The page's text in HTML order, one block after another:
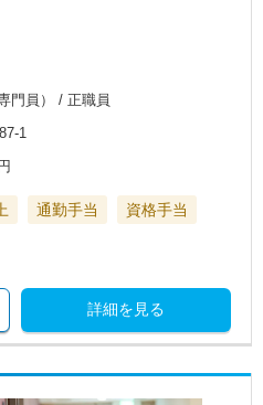
門員） / 正職員
1
通勤手当
資格手当
詳細を見る